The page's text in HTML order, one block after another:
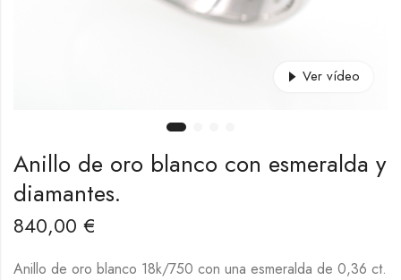
Ver vídeo
Anillo de oro blanco con esmeralda y
diamantes.
840,00 €
Anillo de oro blanco 18k/750 con una esmeralda de 0,36 ct.